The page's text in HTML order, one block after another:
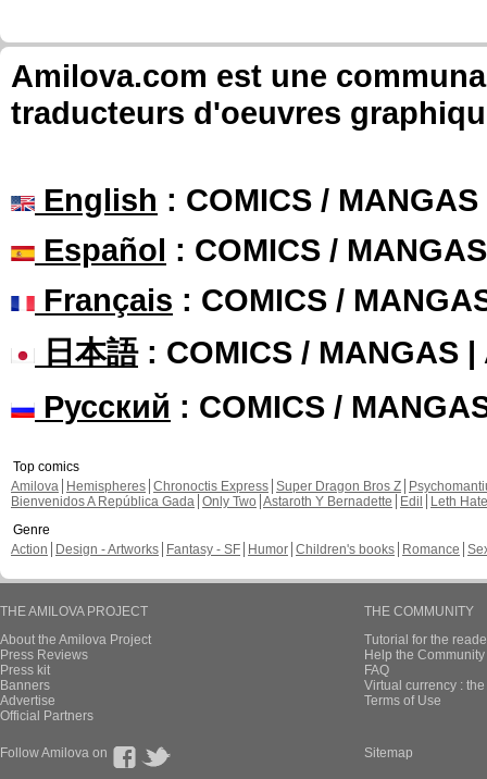
Amilova.com est une
traducteurs d'oeuvres
English : COMICS /
Español : COMICS /
Français : COMICS /
日本語: COMICS / MANGAS |
Русский : COMICS /
Top comics
Amilova
Hemispheres Chronoctis Express Super Dragon Bros Z
Bienvenidos A República Gada Only Two Astaroth Y Bernadette Edil
Leth Hate
Genre
Action
Design - Artworks Fantasy - SF Humor Children's books Romance
THE AMILOVA PROJECT
About the Amilova Project
Press Reviews
Press kit
Banners
Advertise
Official Partners
THE COMMUNITY
Tutorial for the
Help the
FAQ
Virtual currency :
Terms of Use
Follow Amilova on Sitemap